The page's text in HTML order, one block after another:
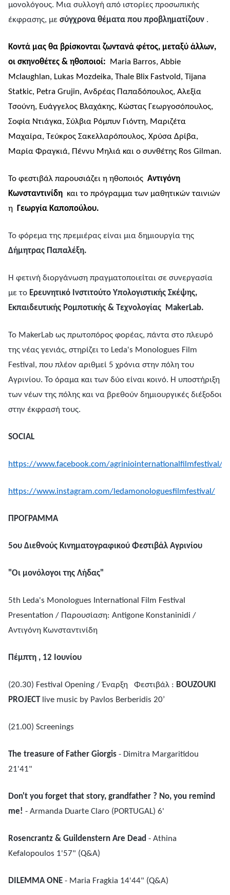
μονολόγους. Μια συλλογή από ιστορίες προσωπικής
έκφρασης, με σύγχρονα θέματα που προβληματίζουν .
Κοντά μας θα βρίσκονται ζωντανά φέτος, μεταξύ άλλων,
οι σκηνοθέτες & ηθοποιοί:
Maria Barros, Abbie
Mclaughlan, Lukas Mozdeika, Thale Blix Fastvold, Tijana
Statkic, Petra Grujin, Ανδρέας Παπαδόπουλος, Αλεξία
Τσούνη, Ευάγγελος Βλαχάκης, Κώστας Γεωργοσόπουλος,
Σοφία Ντιάγκα, Σύλβια Ρόμπυν Γιόντη, Μαριζέτα
Μαχαίρα, Τεύκρος Σακελλαρόπουλος, Χρύσα Δρίβα,
Μαρία Φραγκιά, Πέννυ Μηλιά και ο συνθέτης Ros Gilman.
Το φεστιβάλ παρουσιάζει η ηθοποιός Αντιγόνη
Κωνσταντινίδη και το πρόγραμμα των μαθητικών ταινιών
η
Γεωργία Καποπούλου.
Το φόρεμα της πρεμιέρας είναι μια δημιουργία της
Δήμητρας Παπαλέξη.
Η φετινή διοργάνωση πραγματοποιείται σε συνεργασία
με το Ερευνητικό Ινστιτούτο Υπολογιστικής Σκέψης,
Εκπαιδευτικής Ρομποτικής & Τεχνολογίας
MakerLab.
Το MakerLab ως πρωτοπόρος φορέας, πάντα στο πλευρό
της νέας γενιάς, στηρίζει το Leda's Monologues Film
Festival, που πλέον αριθμεί 5 χρόνια στην πόλη του
Αγρινίου. Το όραμα και των δύο είναι κοινό. Η υποστήριξη
των νέων της πόλης και να βρεθούν δημιουργικές διέξοδοι
στην έκφρασή τους.
SOCIAL
https://www.facebook.com/agriniointernationalfilmfestival/
https://www.instagram.com/ledamonologuesfilmfestival/
ΠΡΟΓΡΑΜΜΑ
5ου Διεθνούς Κινηματογραφικού Φεστιβάλ Αγρινίου
"Οι μονόλογοι της Λήδας"
5th Leda's Monologues International Film Festival
Presentation / Παρουσίαση: Antigone Konstaninidi /
Αντιγόνη Κωνσταντινίδη
Πέμπτη , 12 Ιουνίου
(20.30) Festival Opening /Έναρξη Φεστιβάλ : BOUZOUKI
PROJECT live music by Pavlos Berberidis 20’
(21.00) Screenings
The treasure of Father Giorgis - Dimitra Margaritidou
21'41"
Don't you forget that story, grandfather ? No, you remind
me! - Armanda Duarte Claro (PORTUGAL) 6'
Rosencrantz & Guildenstern Are Dead - Athina
Kefalopoulos 1'57" (Q&A)
DILEMMA ONE - Maria Fragkia 14'44" (Q&A)